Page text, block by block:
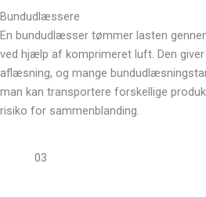
Bundudlæssere
En bundudlæsser tømmer lasten
ved hjælp af komprimeret luft. Den
aflæsning, og mange
man kan transportere forskellige
risiko for sammenblanding.
03